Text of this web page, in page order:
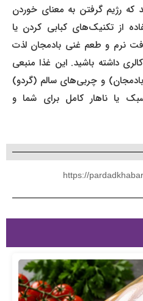
رژیم گرفتن به معنای خوردن
از تکنیک‌های کبابی کردن یا
نرم و طعم غنی بادمجان لذت
داشته باشید. این غذا منبعی
و چربی‌های سالم (گردو)
ناهار کامل برای شما و
https://